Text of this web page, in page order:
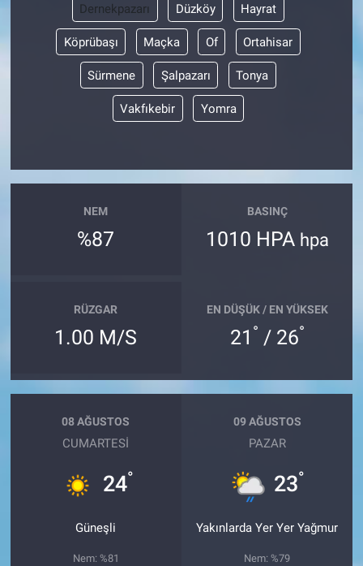
Dernekpazarı Düzköy Hayrat
Köprübaşı Maçka Of Ortahisar
Sürmene Şalpazarı Tonya
Vakfıkebir Yomra
NEM
%87
BASINÇ
1010 HPA hpa
RÜZGAR
1.00 M/S
EN DÜŞÜK / EN YÜKSEK
21 ° / 26°
08 AĞUSTOS
CUMARTESI
24°
Güneşli
Nem: %81
09 AĞUSTOS
PAZAR
23°
Yakınlarda Yer Yer Yağmur
Nem: %79